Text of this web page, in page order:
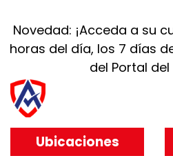
Novedad: ¡Acceda a su
horas del día, los 7 días
del Portal
Consiga Un Préstamo
Ubicaciones
Ubicaciones